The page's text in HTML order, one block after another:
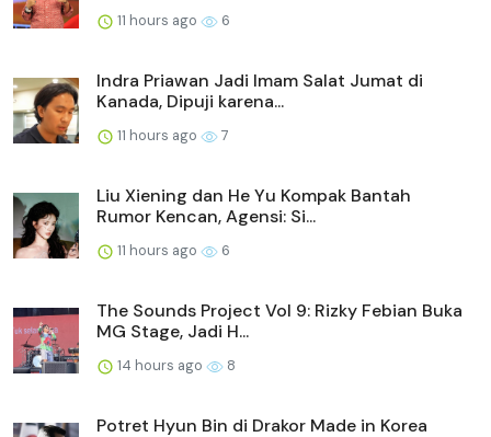
11 hours ago 6
Indra Priawan Jadi Imam Salat Jumat di
Kanada, Dipuji karena...
11 hours ago 7
Liu Xiening dan He Yu Kompak Bantah
Rumor Kencan, Agensi: Si...
11 hours ago 6
The Sounds Project Vol 9: Rizky Febian Buka
MG Stage, Jadi H...
14 hours ago 8
Potret Hyun Bin di Drakor Made in Korea